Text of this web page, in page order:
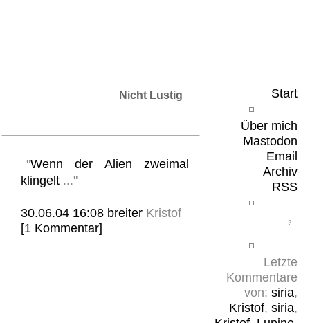
Start
Über mich
Mastodon
Email
Archiv
RSS
Letzte
Kommentare
von: siria,
Kristof, siria,
Nicht Lustig
"Wenn der Alien zweimal
klingelt ..."
30.06.04 16:08 breiter Kristof
[1 Kommentar]